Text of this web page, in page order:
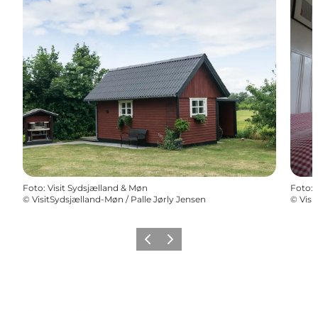
Foto: Visit Sydsjælland & Møn
© VisitSydsjælland-Møn / Palle Jørly Jensen
Foto:
©
Precedente
Avanti